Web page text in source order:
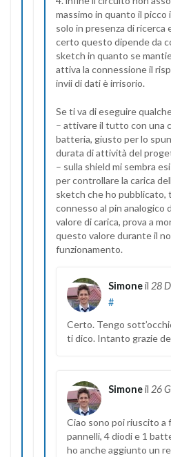
massimo in quanto il picco
solo in presenza di ricerca
certo questo dipende da
sketch in quanto se
attiva la connessione il
invii di dati è irrisorio.
Se ti va di eseguire
– attivare il tutto con una
batteria, giusto per lo
durata di attività del
– sulla shield mi sembra
per controllare la carica
sketch che ho pubblicato,
connesso al pin analogico
valore di carica, prova a
questo valore durante il
funzionamento.
Simoneil 28
#
Certo. Tengo
ti dico. Intanto grazie
Simoneil 26
Ciao sono poi riuscito
pannelli, 4 diodi e 1
ho anche aggiunto un